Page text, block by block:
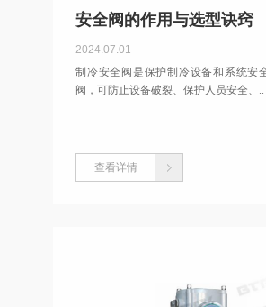
安全阀的作用与选型诀窍
2024.07.01
制冷安全阀是保护制冷设备和系统安
阀，可防止设备破裂、保护人员安全、..
查看详情